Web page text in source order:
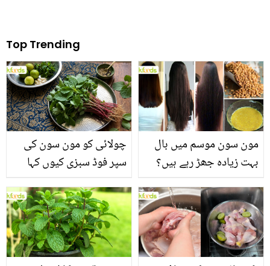
Top Trending
چولائی کو مون سون کی
سپر فوڈ سبزی کیوں کہا
منرلز اور اینٹی آکسیڈنٹس
سے بھرپور اس سبزی کے
فائدے
مون سون موسم میں بال
بہت زیادہ جھڑ رہے ہیں؟
بنانے کے چند قدرتی طریقے